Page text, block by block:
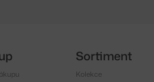
Sortiment
Kolekce